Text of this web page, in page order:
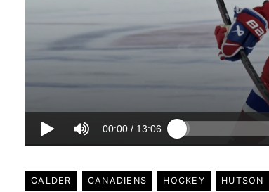
00:00 / 13:06
CALDER CANADIENS HOCKEY HUTSON